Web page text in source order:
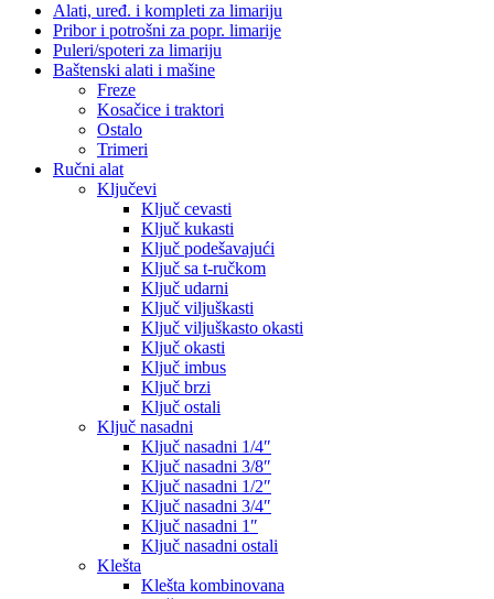
Alati, uređ. i kompleti za limariju
Pribor i potrošni za popr. limarije
Puleri/spoteri za limariju
Baštenski alati i mašine
Freze
Kosačice i traktori
Ostalo
Trimeri
Ručni alat
Ključevi
Ključ cevasti
Ključ kukasti
Ključ podešavajući
Ključ sa t-ručkom
Ključ udarni
Ključ viljuškasti
Ključ viljuškasto okasti
Ključ okasti
Ključ imbus
Ključ brzi
Ključ ostali
Ključ nasadni
Ključ nasadni 1/4″
Ključ nasadni 3/8″
Ključ nasadni 1/2″
Ključ nasadni 3/4″
Ključ nasadni 1″
Ključ nasadni ostali
Klešta
Klešta kombinovana